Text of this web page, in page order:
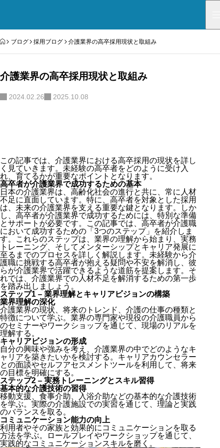
HOME
ブログ 採用ブログ 介護業界の高卒採用現状と取組み
介護業界の高卒採用現状と取組み
2024.02.26 2025.10.08
この記事では、介護業界における高卒採用の現状を詳し
く見ていきます。未経験の高卒者をどのように受け入
れ、育てるかが重要なポイントとなります。
高卒者が介護業界で成功するための基本
日本の介護業界は、高齢化社会の進行と共に、常に人材
不足に直面しています。特に、高卒者を対象とした採用
は、未来の介護業界を支える重要な鍵となります。しか
し、高卒者が介護業界で成功するためには、特別な準備
とサポートが必要です。この記事では、高卒者が介護職
において成功するための「3つのステップ」を紹介しま
す。これらのステップは、業界の理解から始まり、実務
トレーニング、そしてメンターシップとキャリア発展に
至るまでのプロセスを詳しく解説します。 未経験から介
護職に挑戦する高卒者が抱える疑問や不安を解消し、彼
らが介護業界で活躍できるような道筋を提案します。 そ
れでは、介護業界での人材不足を解消するための第一歩
を踏み出しましょう。
ステップ1 – 業界理解とキャリアビジョンの構築
業界理解の深化
介護業界の現状、将来のトレンド、介護の仕事の種類と
特徴について学ぶ。業界の専門家や現役の介護職員から
のセミナーやワークショップを通じて、現場のリアルを
理解する。
キャリアビジョンの形成
自分の興味や強みを考え、 介護業界の中でどのようなキ
ャリアを築きたいかを検討する。 キャリアカウンセラー
との面談やセルフアセスメントツールを利用して、将来
の目標を明確にする。
ステップ2 – 実務トレーニングとスキル習得
基本的な介護技術の習得
移動支援、食事介助、入浴介助などの基本的な介護技術
を学ぶ。実際の介護施設での実習を通じて、理論と実践
のバランスを取る。
コミュニケーション能力の向上
利用者やその家族と効果的にコミュニケーションを取る
方法を学ぶ。ロールプレイやワークショップを通じて、
実践的なコミュニケーションスキルを磨く。